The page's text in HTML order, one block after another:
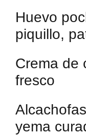
Huevo
piquillo,
Crema de
fresco
yema